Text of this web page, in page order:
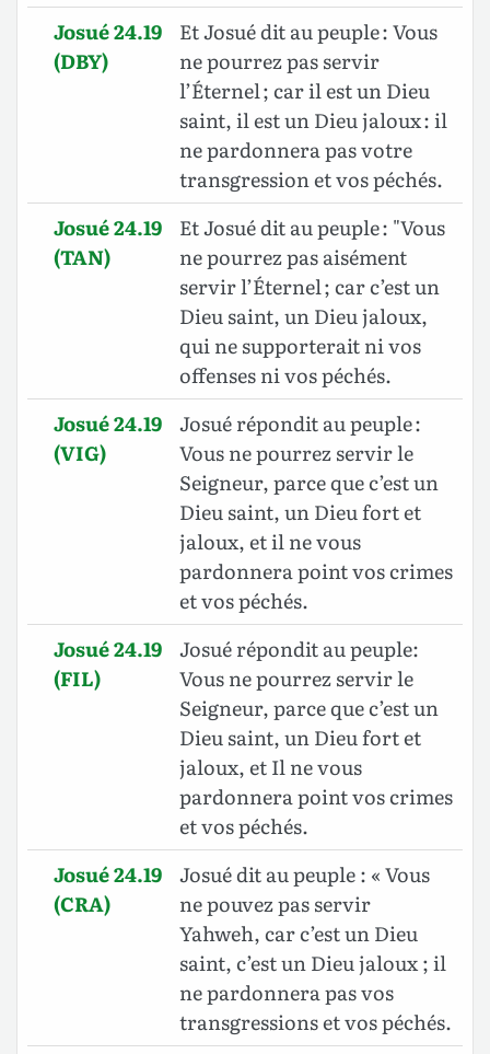
Josué 24.19
(DBY)
Et Josué dit au peuple : Vous
ne pourrez pas servir
l’Éternel ; car il est un Dieu
saint, il est un Dieu jaloux : il
ne pardonnera pas votre
transgression et vos péchés.
Josué 24.19
(TAN)
Et Josué dit au peuple : "Vous
ne pourrez pas aisément
servir l’Éternel ; car c’est un
Dieu saint, un Dieu jaloux,
qui ne supporterait ni vos
offenses ni vos péchés.
Josué 24.19
(VIG)
Josué répondit au peuple :
Vous ne pourrez servir le
Seigneur, parce que c’est un
Dieu saint, un Dieu fort et
jaloux, et il ne vous
pardonnera point vos crimes
et vos péchés.
Josué 24.19
(FIL)
Josué répondit au peuple:
Vous ne pourrez servir le
Seigneur, parce que c’est un
Dieu saint, un Dieu fort et
jaloux, et Il ne vous
pardonnera point vos crimes
et vos péchés.
Josué 24.19
(CRA)
Josué dit au peuple : « Vous
ne pouvez pas servir
Yahweh, car c’est un Dieu
saint, c’est un Dieu jaloux ; il
ne pardonnera pas vos
transgressions et vos péchés.